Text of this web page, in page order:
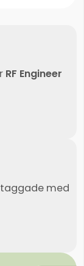
RF Engineer
med